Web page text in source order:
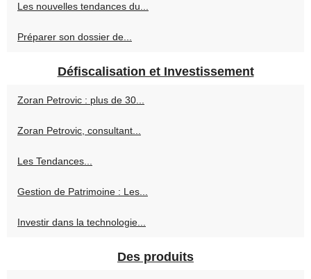
Les nouvelles tendances du...
Préparer son dossier de...
Défiscalisation et Investissement
Zoran Petrovic : plus de 30...
Zoran Petrovic, consultant...
Les Tendances...
Gestion de Patrimoine : Les...
Investir dans la technologie...
Des produits